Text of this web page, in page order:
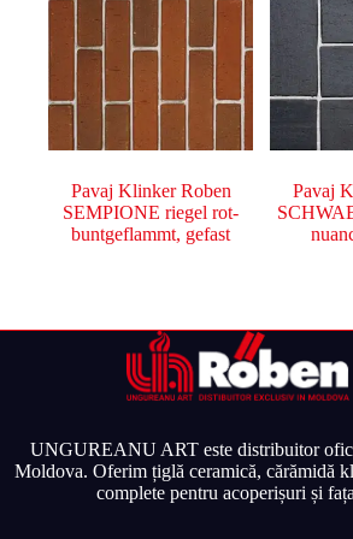
Pavaj Klinker Roben
SEMPIONE riegel rot-
buntgeflammt, gefast
Pavaj
UNGUREANU ART este distribuitor
Moldova. Oferim țiglă ceramică, cărămidă
complete pentru acoperișuri și